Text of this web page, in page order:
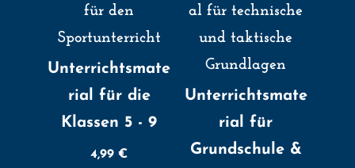
für den
Sportunterricht
Unterrichtsmate
rial für die
Klassen 5 - 9
4,99€
al für technische
und taktische
Grundlagen
Unterrichtsmate
rial für
Grundschule &